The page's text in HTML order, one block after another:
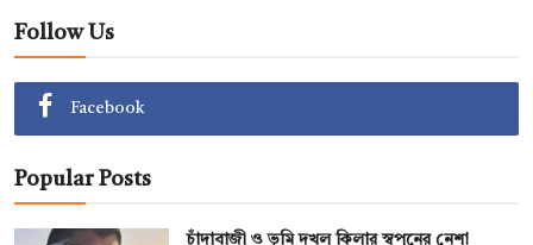
Follow Us
Facebook
Popular Posts
চাঁদাবাজী ও ভূমি দখল কিলার স্বপনের নেশা